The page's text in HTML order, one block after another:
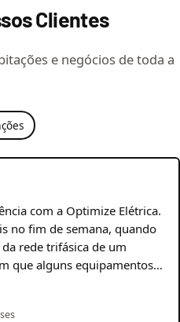
Clientes
e negócios de toda a
com a Optimize Elétrica.
no fim de semana, quando
rede trifásica de um
que alguns equipamentos…